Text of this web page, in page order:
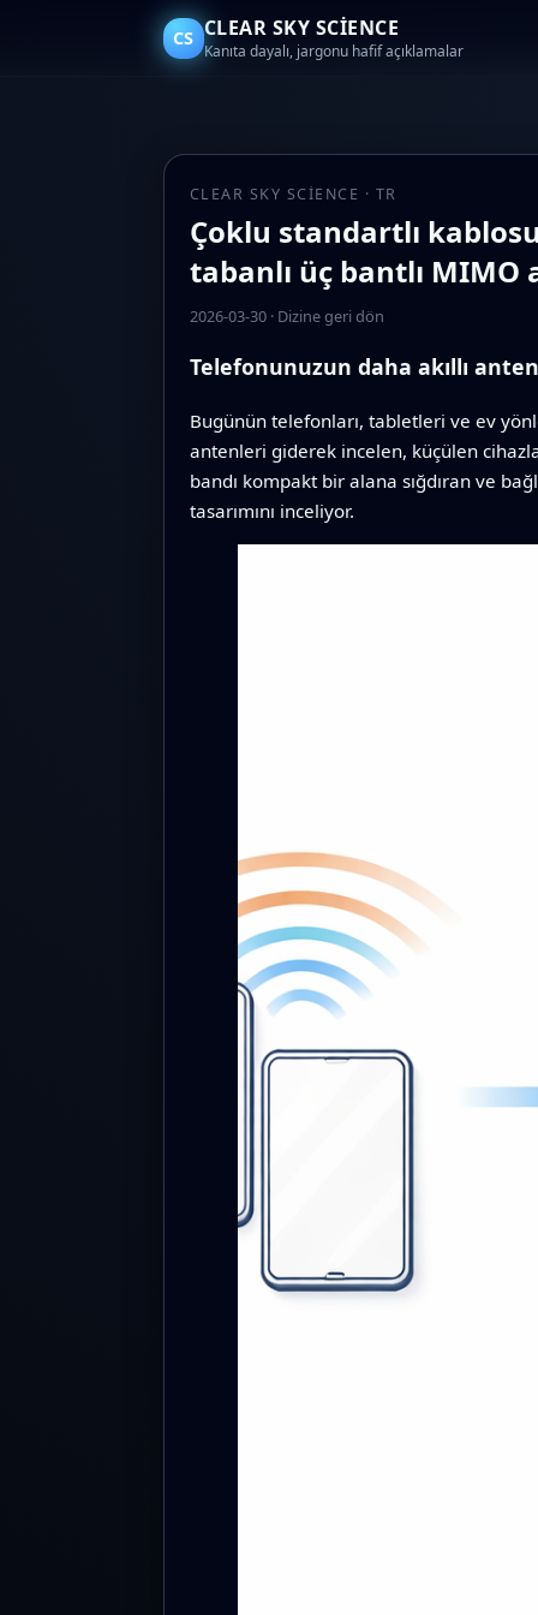
CS CLEAR SKY SCIENCE
Kanıta dayalı, jargonu hafif açıklamalar
CLEAR SKY SCIENCE · TR
Çoklu standartlı
tabanlı üç bantlı MIMO
2026-03-30· Dizine geri dön
Telefonunuzun daha akıllı
Bugünün telefonları, tabletleri ve ev
antenleri giderek incelen, küçülen
bandı kompakt bir alana sığdıran ve
tasarımını inceliyor.